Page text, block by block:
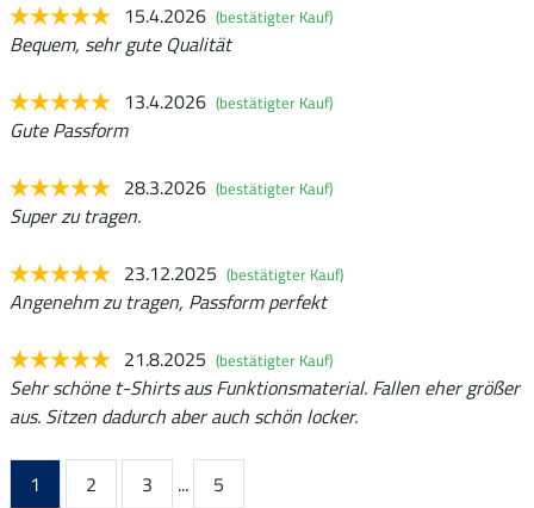
15.4.2026 (bestätigter Kauf)
Bequem, sehr gute Qualität
13.4.2026 (bestätigter Kauf)
Gute Passform
28.3.2026 (bestätigter Kauf)
Super zu tragen.
23.12.2025 (bestätigter Kauf)
Angenehm zu tragen, Passform perfekt
21.8.2025 (bestätigter Kauf)
Sehr schöne t-Shirts aus Funktionsmaterial. Fallen eher größer
aus. Sitzen dadurch aber auch schön locker.
1 2 3 ...
5